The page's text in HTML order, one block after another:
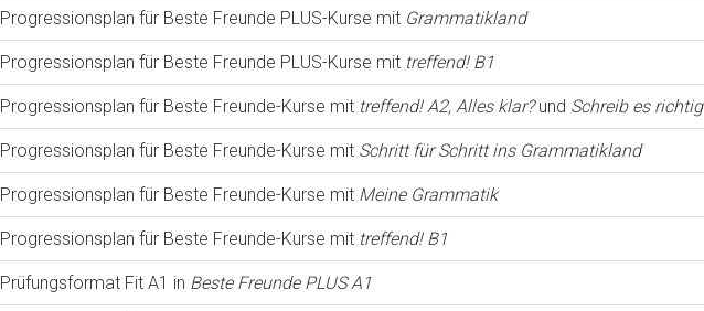
Progressionsplan für Beste Freunde PLUS-Kurse mit Grammatikland
Progressionsplan für Beste Freunde PLUS-Kurse mit treffend! B1
Progressionsplan für Beste Freunde-Kurse mit treffend! A2, Alles klar?und Schreib es richtig
Progressionsplan für Beste Freunde-Kurse mit Schritt für Schritt ins Grammatikland
Progressionsplan für Beste Freunde-Kurse mit Meine Grammatik
Progressionsplan für Beste Freunde-Kurse mit treffend! B1
Prüfungsformat Fit A1 in Beste Freunde PLUS A1